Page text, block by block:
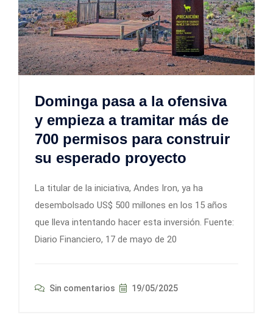
Dominga pasa a la ofensiva
y empieza a tramitar más de
700 permisos para construir
su esperado proyecto
La titular de la iniciativa, Andes Iron, ya ha
desembolsado US$ 500 millones en los 15 años
que lleva intentando hacer esta inversión. Fuente:
Diario Financiero, 17 de mayo de 20
Sin comentarios 19/05/2025